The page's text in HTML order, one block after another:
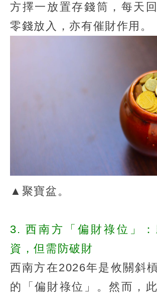
方擇一放置存錢筒，每天
零錢放入，亦有催財作用。
▲聚寶盆。
3. 西南方「偏財祿位」
資，但需防破財
西南方在2026年是攸關斜
的「偏財祿位」。然而，